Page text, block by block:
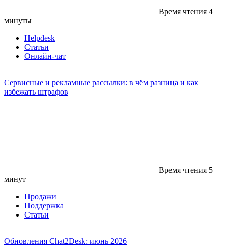
Время чтения 4
минуты
Helpdesk
Статьи
Онлайн-чат
Сервисные и рекламные рассылки: в чём разница и как
избежать штрафов
Время чтения 5
минут
Продажи
Поддержка
Статьи
Обновления Chat2Desk: июнь 2026